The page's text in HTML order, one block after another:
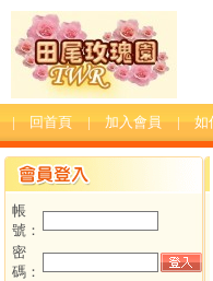
| 回首頁 | 加入會員 | 如
帳
號：
密
碼：